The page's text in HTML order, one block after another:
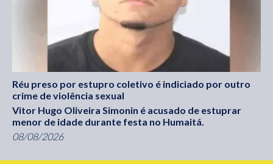
Réu preso por estupro coletivo é indiciado por outro
crime de violência sexual
Vitor Hugo Oliveira Simonin é acusado de estuprar
menor de idade durante festa no Humaitá.
08/08/2026